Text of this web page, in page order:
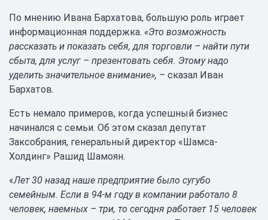
По мнению Ивана Бархатова, большую роль играет
информационная поддержка. «Это возможность
рассказать и показать себя, для торговли – найти пути
сбыта, для услуг – презентовать себя. Этому надо
уделить значительное внимание», – сказал Иван
Бархатов.
Есть немало примеров, когда успешный бизнес
начинался с семьи. Об этом сказал депутат
Заксобрания, генеральный директор «Шамса-
Холдинг» Рашид Шамоян.
«Лет 30 назад наше предприятие было сугубо
семейным. Если в 94-м году в компании работало 8
человек, наемных – три, то сегодня работает 15 человек